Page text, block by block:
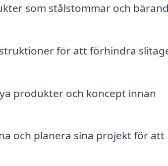
som stålstommar och
för att förhindra
produkter och koncept innan
och planera sina projekt för att